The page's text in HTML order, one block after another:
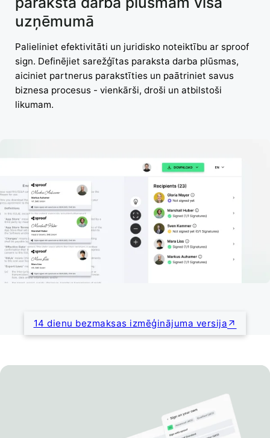
uzņēmumā
Palieliniet efektivitāti un juridisko noteiktību ar sproof
sign. Definējiet sarežģītas paraksta darba plūsmas,
aiciniet partnerus parakstīties un paātriniet savus
biznesa procesus - vienkārši, droši un atbilstoši
likumam.
14 dienu bezmaksas izmēģinājuma versija